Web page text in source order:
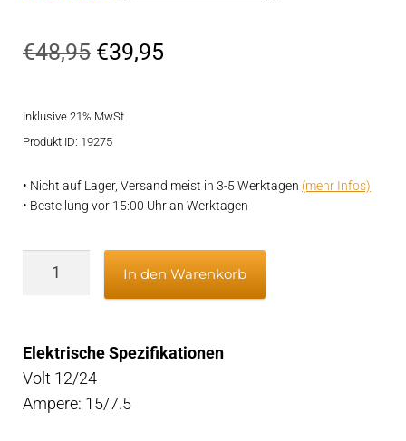
basierend auf
rtung
€48,95 Ursprünglicher
war:
€39,95Aktueller
Inklusive 21% MwSt
Produkt ID: 19275
• Nicht auf Lager, Versand meist in 3-5 Werktagen (mehr Infos)
• Bestellung vor 15:00 Uhr an Werktagen
Ventilator
Menge
In den Warenkorb
Elektrische Spezifikationen
Volt 12/24
Ampere: 15/7.5